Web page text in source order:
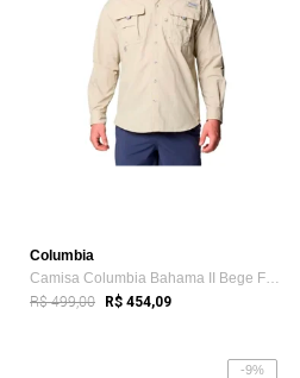
Columbia
Camisa Columbia Bahama II Bege Fossil Masculino
R$ 499,00 R$ 454,09
-9%